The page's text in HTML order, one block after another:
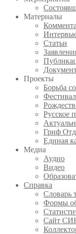
Материалы
Статьи
Проекты
Борьба
Русское
Гриф
Единая
Медиа
Аудио
Видео
Справка
Словарь
Формы
Сайт